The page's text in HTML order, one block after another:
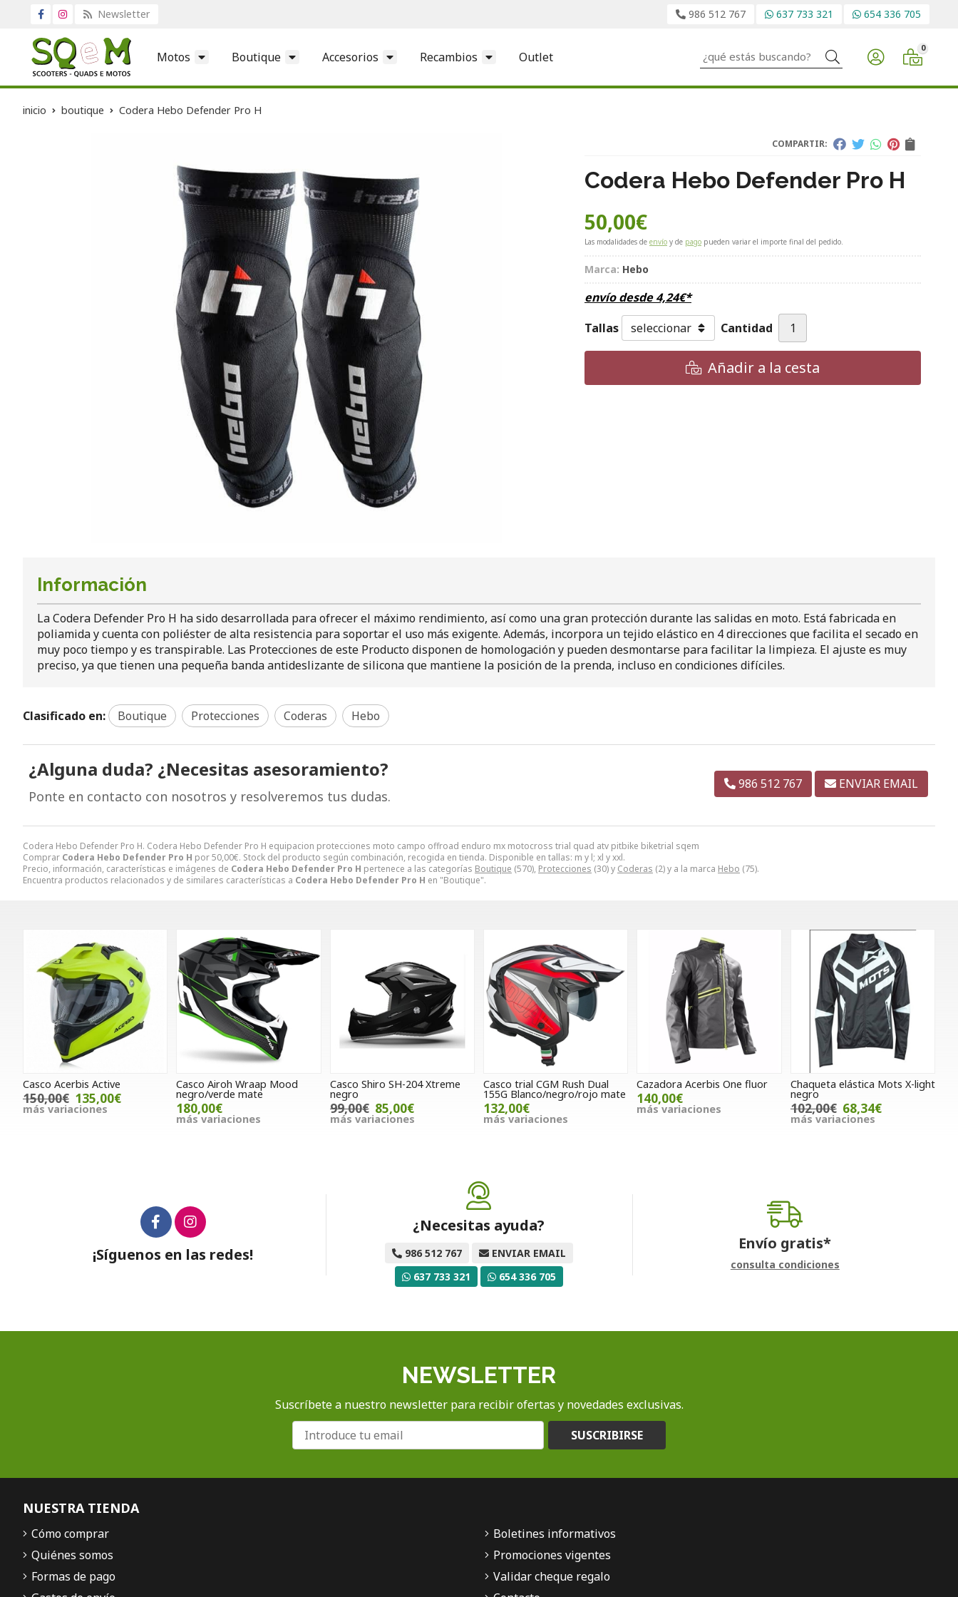
Newsletter 986 512 767 637 733 321 654 336 705
Motos Boutique Accesorios Recambios Outlet Buscar 0
inicio boutique Codera Hebo Defender Pro H
COMPARTIR:
Codera Hebo Defender Pro H
50,00€
Las modalidades de envío y de pago pueden variar el importe final del pedido.
Marca: Hebo
envío desde4,24€*
Tallas
Cantidad
Añadir a la cesta
Codera Hebo Defender Pro H. Codera Hebo Defender Pro H equipacion protecciones moto campo offroad enduro mx motocross trial quad atv pitbike biketrial sqem
Comprar Codera Hebo Defender Pro H por50,00€. Stock del producto según combinación, recogida en tienda. Disponible en tallas: m y l; xl y xxl.
Precio, información, características e imágenes de Codera Hebo Defender Pro H pertenece a las categorías Boutique (570), Protecciones (30) y Coderas (2) y a la marca Hebo (75).
Encuentra productos relacionados y de similares características a Codera Hebo Defender Pro H en "Boutique".
Información
La Codera Defender Pro H ha sido desarrollada para ofrecer el máximo rendimiento, así como una gran protección durante las salidas en moto. Está fabricada en
poliamida y cuenta con poliéster de alta resistencia para soportar el uso más exigente. Además, incorpora un tejido elástico en 4 direcciones que facilita el secado en
muy poco tiempo y es transpirable. Las Protecciones de este Producto disponen de homologación y pueden desmontarse para facilitar la limpieza. El ajuste es muy
preciso, ya que tienen una pequeña banda antideslizante de silicona que mantiene la posición de la prenda, incluso en condiciones difíciles.
Clasificado en: Boutique Protecciones Coderas Hebo
¿Alguna duda? ¿Necesitas asesoramiento?
Ponte en contacto con nosotros y resolveremos tus dudas.
986 512 767 ENVIAR EMAIL
Casco Acerbis Active
150,00€ 135,00€
más variaciones
Casco Airoh Wraap Mood
negro/verde mate
180,00€
más variaciones
Casco Shiro SH-204 Xtreme
negro
99,00€ 85,00€
más variaciones
Casco trial CGM Rush Dual
155G Blanco/negro/rojo mate
132,00€
más variaciones
Cazadora Acerbis One fluor
140,00€
más variaciones
Chaqueta elástica Mots X-light
negro
102,00€ 68,34€
más variaciones
¡Síguenos en las redes!
¿Necesitas ayuda?
986 512 767
ENVIAR EMAIL
637 733 321
654 336 705
Envío gratis*
consulta condiciones
NEWSLETTER
Suscríbete a nuestro newsletter para recibir ofertas y novedades exclusivas.
SUSCRIBIRSE
NUESTRA TIENDA
Cómo comprar
Quiénes somos
Formas de pago
Boletines informativos
Promociones vigentes
Validar cheque regalo